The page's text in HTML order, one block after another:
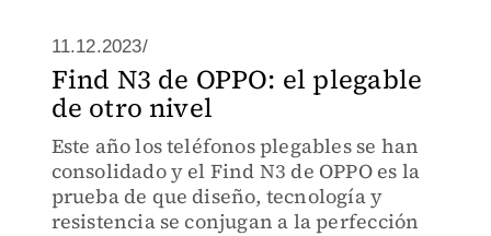
11.12.2023/
Find N3 de OPPO: el plegable
de otro nivel
Este año los teléfonos plegables se han
consolidado y el Find N3 de OPPO es la
prueba de que diseño, tecnología y
resistencia se conjugan a la perfección